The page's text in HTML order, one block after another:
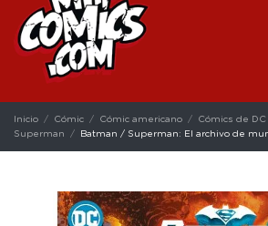
Inicio Cómic Cómic americano Cómics de DC
Superman
Batman / Superman: El archivo de